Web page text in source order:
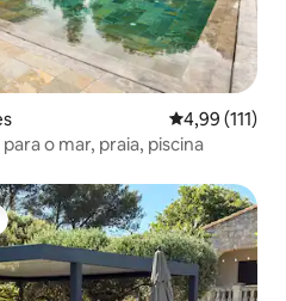
4,99 de uma
4,99 (111)
o mar, praia, piscina
dos hóspedes